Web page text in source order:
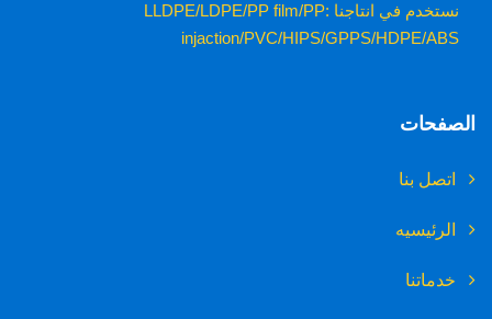
نستخدم في انتاجنا :LLDPE/LDPE/PP film/PP
injaction/PVC/HIPS/GPPS/HDPE/ABS
الصفحات
اتصل بنا
الرئيسيه
خدماتنا